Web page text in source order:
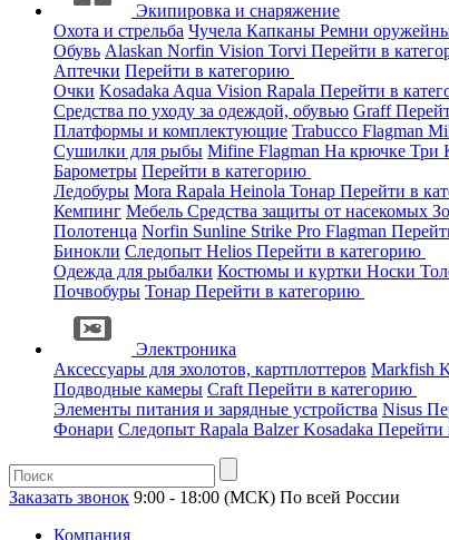
Экипировка и снаряжение
Охота и стрельба Чучела Капканы Ремни
Обувь Alaskan Norfin Vision Torvi Перейти в
Аптечки Перейти в категорию
Очки Kosadaka Aqua Vision Rapala Перейти в
Средства по уходу за одеждой, обувью Graff
Платформы и комплектующие Trabucco Flagman
Сушилки для рыбы Mifine Flagman На крючке Три
Барометры Перейти в категорию
Ледобуры Mora Rapala Heinola Тонар Перейти в
Кемпинг Мебель Средства защиты от насекомых
Полотенца Norfin Sunline Strike Pro Flagman
Бинокли Следопыт Helios Перейти в категорию
Одежда для рыбалки Костюмы и куртки Носки
Почвобуры Тонар Перейти в категорию
Электроника
Аксессуары для эхолотов, картплоттеров Markfish
Подводные камеры Craft Перейти в категорию
Элементы питания и зарядные устройства Nisus
Фонари Следопыт Rapala BalzerKosadaka Перейти
Заказать звонок 9:00 - 18:00 (МСК) По всей России
Компания